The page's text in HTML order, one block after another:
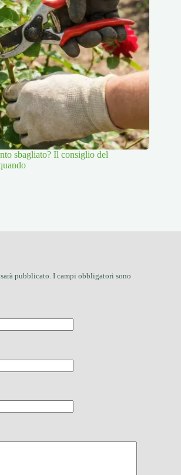
sbagliato? Il consiglio del
pubblicato. I campi obbligatori sono